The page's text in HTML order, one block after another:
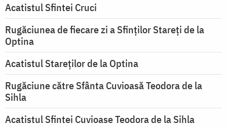
Acatistul Sfintei Cruci
Rugăciunea de fiecare zi a Sfinților Stareți de la
Optina
Acatistul Stareţilor de la Optina
Rugăciune către Sfânta Cuvioasă Teodora de la
Sihla
Acatistul Sfintei Cuvioase Teodora de la Sihla